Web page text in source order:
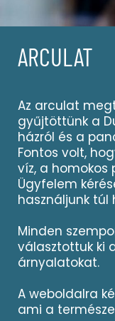
ARCULAT
Az arculat
gyűjtöttünk a
házról és a
Fontos volt,
víz, a homokos
Ügyfelem
használjunk túl
Minden
választottuk ki
árnyalatokat.
A weboldalra
ami a